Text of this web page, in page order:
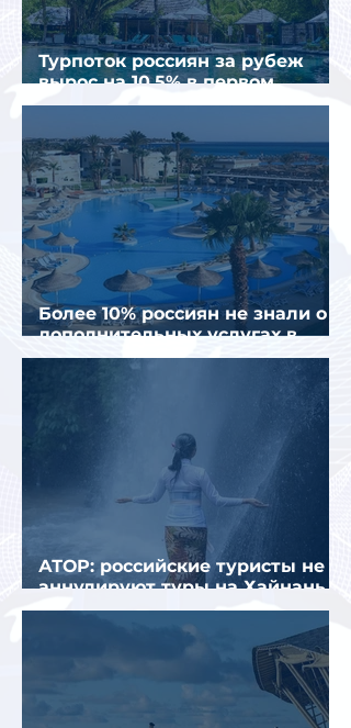
Турпоток россиян за рубеж
вырос на 10,5% в первом
полугодии 2026 года
Более 10% россиян не знали о
дополнительных услугах в
отелях
АТОР: российские туристы не
аннулируют туры на Хайнань
из-за тайфуна «Дельфин»